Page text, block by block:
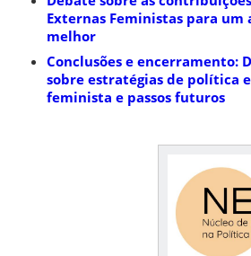
Externas Feministas para um
melhor
Conclusões e encerramento:
sobre estratégias de política
feminista e passos futuros